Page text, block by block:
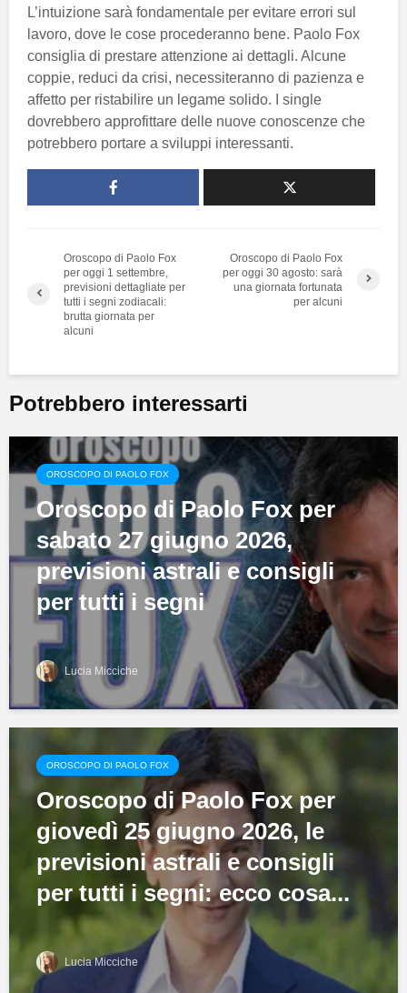
L’intuizione sarà fondamentale per evitare errori sul
lavoro, dove le cose procederanno bene. Paolo Fox
consiglia di prestare attenzione ai dettagli. Alcune
coppie, reduci da crisi, necessiteranno di pazienza e
affetto per ristabilire un legame solido. I single
dovrebbero approfittare delle nuove conoscenze che
potrebbero portare a sviluppi interessanti.
Oroscopo di Paolo Fox
per oggi 1 settembre,
previsioni dettagliate per
tutti i segni zodiacali:
brutta giornata per
alcuni
Oroscopo di Paolo Fox
per oggi 30 agosto: sarà
una giornata fortunata
per alcuni
Potrebbero interessarti
OROSCOPO DI PAOLO FOX
Oroscopo di Paolo Fox per
sabato 27 giugno 2026,
previsioni astrali e consigli
per tutti i segni
Lucia Micciche
OROSCOPO DI PAOLO FOX
Oroscopo di Paolo Fox per
giovedì 25 giugno 2026, le
previsioni astrali e consigli
per tutti i segni: ecco cosa...
Lucia Micciche